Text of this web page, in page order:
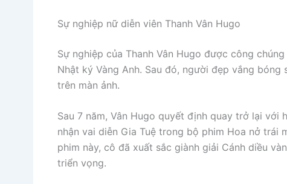
Sự nghiệp nữ diễn viên Thanh Vân Hugo
Sự nghiệp của Thanh Vân Hugo được công
Nhật ký Vàng Anh. Sau đó, người đẹp vắng
trên màn ảnh.
Sau 7 năm, Vân Hugo quyết định quay trở lại với
nhận vai diễn Gia Tuệ trong bộ phim Hoa nở trái
phim này, cô đã xuất sắc giành giải Cánh diều
triển vọng.